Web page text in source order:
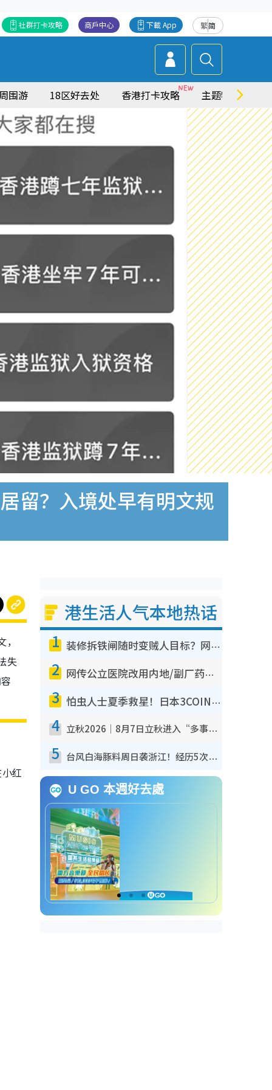
繁简
下載 App
商戶中心
社群打卡攻略
围游 18区好去处 香港打卡攻略 主题特集
留？入境处早有明文规
失
红
港生活人气本地热话
1 装修拆铁闸随时变贼人目标？网友揭2大关键用途：装新款等于白装？附新旧铁闸分别
2 网传公立医院改用内地/副厂药？医生拆解正副厂分别，揭4类人换药随时出事
3 怕虫人士夏季救星！日本3COINS爆红驱虫神器$45起 1招“全程免触碰”轻松搞定小强
4 立秋2026｜8月7日立秋进入“多事之秋” 3件事不可做！专家教6招开运 清杂物／钱包纳气接好运
5 台风白海豚料周日袭浙江！经历5次“眼壁置换”极罕见 成登陆内地最长途台风
U GO 本週好去處